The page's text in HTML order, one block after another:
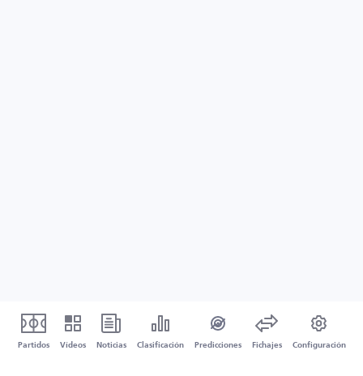
Partidos Vídeos Noticias Clasificación Predicciones Fichajes Configuración